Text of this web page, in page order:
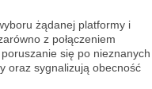
żądanej platformy i
z połączeniem
się po nieznanych
oraz sygnalizują obecność